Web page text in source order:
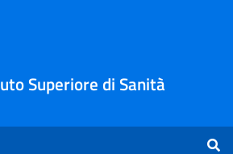
Superiore di Sanità